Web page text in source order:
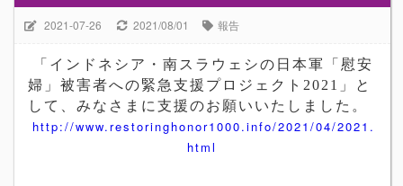
2021-07-26 2021/08/01 報告
「インドネシア・南スラウェシの日本軍「慰安
婦」被害者への緊急支援プロジェクト2021」と
して、みなさまに支援のお願いいたしました。
http://www.restoringhonor1000.info/2021/04/2021.
html